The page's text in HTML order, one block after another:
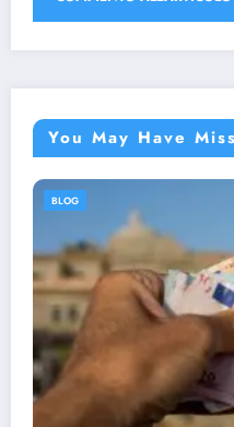
You May Have
BLOG